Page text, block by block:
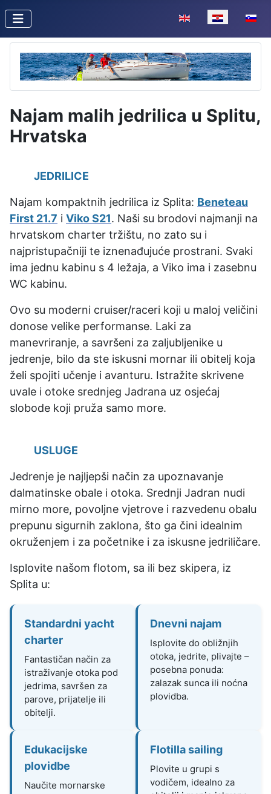
Odaberite svoj jezik
Najam malih jedrilica u Splitu,
Hrvatska
JEDRILICE
Najam kompaktnih jedrilica iz Splita: Beneteau
First 21.7 i Viko S21. Naši su brodovi najmanji na
hrvatskom charter tržištu, no zato su i
najpristupačniji te iznenađujuće prostrani. Svaki
ima jednu kabinu s 4 ležaja, a Viko ima i zasebnu
WC kabinu.
Ovo su moderni cruiser/raceri koji u maloj veličini
donose velike performanse. Laki za
manevriranje, a savršeni za zaljubljenike u
jedrenje, bilo da ste iskusni mornar ili obitelj koja
želi spojiti učenje i avanturu. Istražite skrivene
uvale i otoke srednjeg Jadrana uz osjećaj
slobode koji pruža samo more.
USLUGE
Jedrenje je najljepši način za upoznavanje
dalmatinske obale i otoka. Srednji Jadran nudi
mirno more, povoljne vjetrove i razvedenu obalu
prepunu sigurnih zaklona, što ga čini idealnim
okruženjem i za početnike i za iskusne jedriličare.
Isplovite našom flotom, sa ili bez skipera, iz
Splita u:
Standardni yacht
charter
Fantastičan način za
istraživanje otoka pod
jedrima, savršen za
parove, prijatelje ili
obitelji.
Dnevni najam
Isplovite do obližnjih
otoka, jedrite, plivajte –
posebna ponuda:
zalazak sunca ili noćna
plovidba.
Edukacijske
plovidbe
Naučite mornarske
Flotilla sailing
Plovite u grupi s
vodičem, idealno za